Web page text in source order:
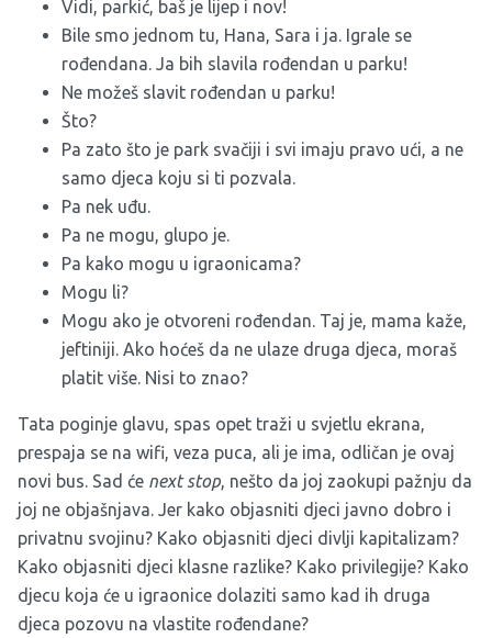
Vidi, parkić, baš je lijep i nov!
Bile smo jednom tu, Hana, Sara i ja. Igrale se
rođendana. Ja bih slavila rođendan u parku!
Ne možeš slavit rođendan u parku!
Što?
Pa zato što je park svačiji i svi imaju pravo ući, a ne
samo djeca koju si ti pozvala.
Pa nek uđu.
Pa ne mogu, glupo je.
Pa kako mogu u igraonicama?
Mogu li?
Mogu ako je otvoreni rođendan. Taj je, mama kaže,
jeftiniji. Ako hoćeš da ne ulaze druga djeca, moraš
platit više. Nisi to znao?
Tata poginje glavu, spas opet traži u svjetlu ekrana,
prespaja se na wifi, veza puca, ali je ima, odličan je ovaj
novi bus. Sad će next stop, nešto da joj zaokupi pažnju da
joj ne objašnjava. Jer kako objasniti djeci javno dobro i
privatnu svojinu? Kako objasniti djeci divlji kapitalizam?
Kako objasniti djeci klasne razlike? Kako privilegije? Kako
djecu koja će u igraonice dolaziti samo kad ih druga
djeca pozovu na vlastite rođendane?